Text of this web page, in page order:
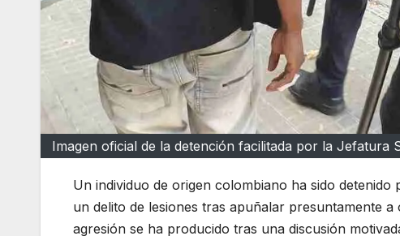
Imagen oficial de la detención facilitada por la Jefatura
Un individuo de origen colombiano ha sido detenido
un delito de lesiones tras apuñalar presuntamente
agresión se ha producido tras una discusión